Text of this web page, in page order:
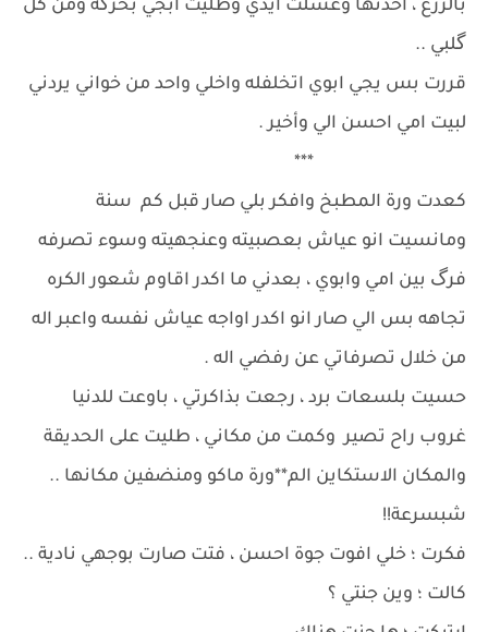
بالزرع ، اخذتها وغسلت ايدي وظليت ابجي بحرگة ومن كل
گلبي ..
قررت بس يجي ابوي اتخلفله واخلي واحد من خواني يردني
لبيت امي احسن الي وأخير .
***
كعدت ورة المطبخ وافكر بلي صار قبل كم سنة
ومانسيت انو عياش بعصبيته وعنجهيته وسوء تصرفه
فرگ بين امي وابوي ، بعدني ما اكدر اقاوم شعور الكره
تجاهه بس الي صار انو اكدر اواجه عياش نفسه واعبر اله
من خلال تصرفاتي عن رفضي اله .
حسيت بلسعات برد ، رجعت بذاكرتي ، باوعت للدنيا
غروب راح تصير وكمت من مكاني ، طليت على الحديقة
والمكان الاستكاين الم**ورة ماكو ومنضفين مكانها ..
شبسرعة!!
فكرت ؛ خلي افوت جوة احسن ، فتت صارت بوجهي نادية ..
كالت ؛ وين جنتي ؟